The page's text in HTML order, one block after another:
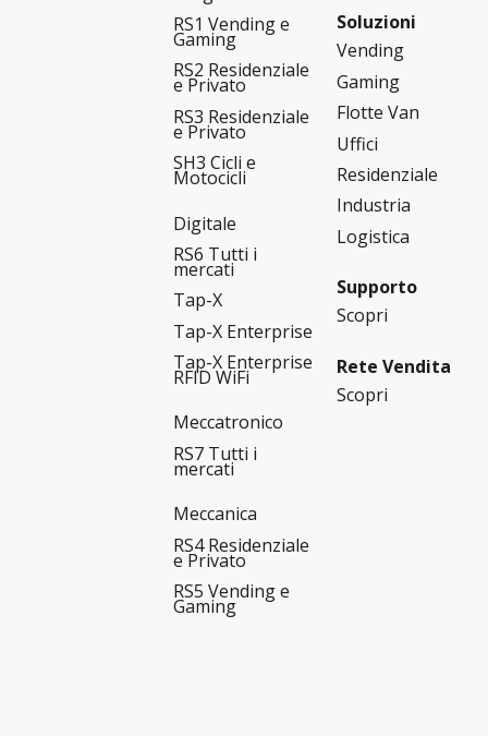
RS1 Vending e
Gaming
RS2 Residenziale
e Privato
RS3 Residenziale
e Privato
SH3 Cicli e
Motocicli
Digitale
RS6 Tutti i
mercati
Tap-X
Tap-X Enterprise
Tap-X Enterprise
RFID WiFi
Meccatronico
RS7 Tutti i
mercati
Meccanica
RS4 Residenziale
e Privato
RS5 Vending e
Gaming
Soluzioni
Vending
Gaming
Flotte Van
Uffici
Residenziale
Industria
Logistica
Supporto
Scopri
Rete Vendita
Scopri